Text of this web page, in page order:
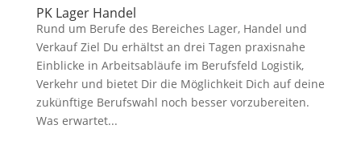
PK Lager Handel
Rund um Berufe des Bereiches Lager, Handel und
Verkauf Ziel Du erhältst an drei Tagen praxisnahe
Einblicke in Arbeitsabläufe im Berufsfeld Logistik,
Verkehr und bietet Dir die Möglichkeit Dich auf deine
zukünftige Berufswahl noch besser vorzubereiten.
Was erwartet...